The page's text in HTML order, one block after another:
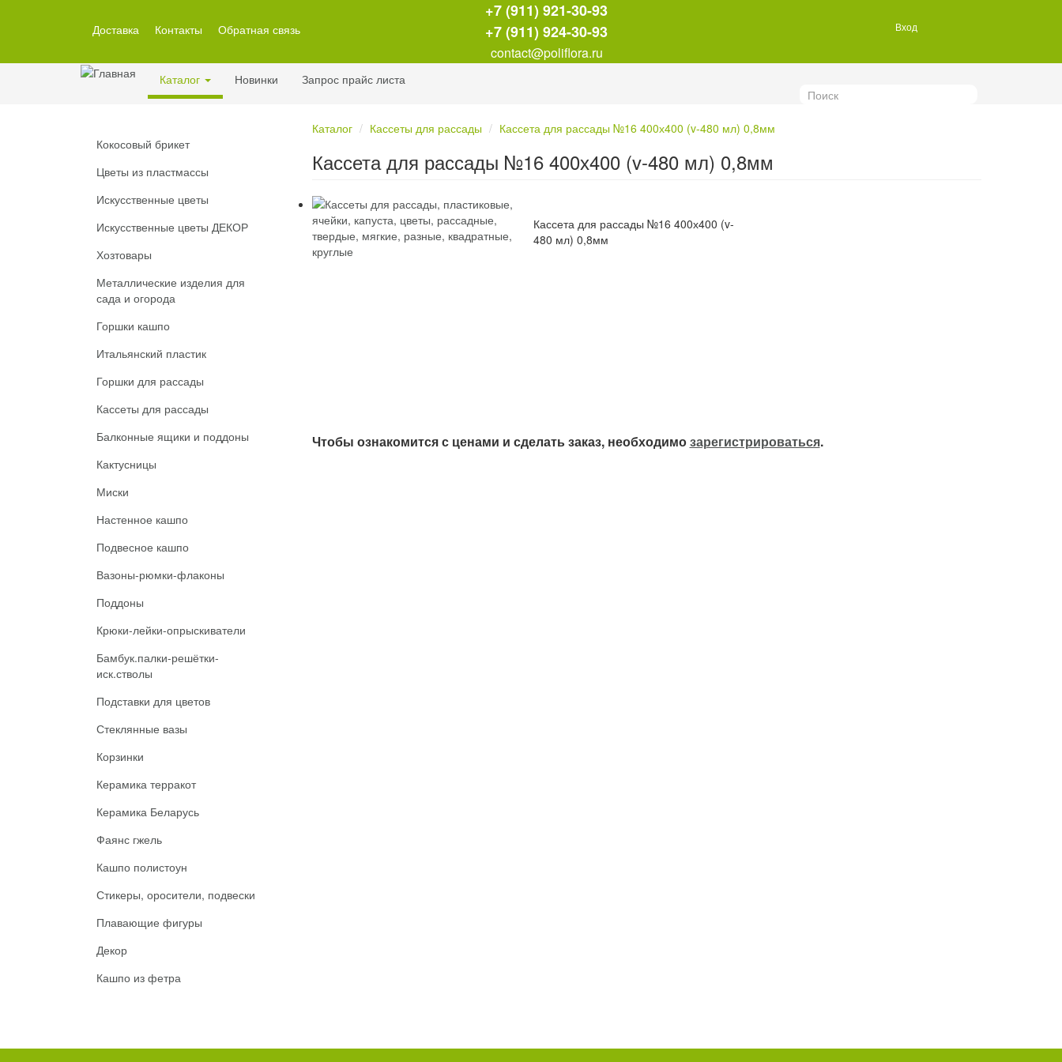
Доставка Контакты Обратная связь
+7 (911) 921-30-93
+7 (911) 924-30-93
contact@poliflora.ru
Вход
Каталог Новинки Запрос прайс листа
Кокосовый брикет
Цветы из пластмассы
Искусственные цветы
Искусственные цветы ДЕКОР
Хозтовары
Металлические изделия для
сада и огорода
Горшки кашпо
Итальянский пластик
Горшки для рассады
Кассеты для рассады
Балконные ящики и поддоны
Кактусницы
Миски
Настенное кашпо
Подвесное кашпо
Вазоны-рюмки-флаконы
Поддоны
Крюки-лейки-опрыскиватели
Бамбук.палки-решётки-
иск.стволы
Подставки для цветов
Стеклянные вазы
Корзинки
Керамика терракот
Керамика Беларусь
Фаянс гжель
Кашпо полистоун
Стикеры, оросители, подвески
Плавающие фигуры
Декор
Кашпо из фетра
Каталог Кассеты для рассады Кассета для рассады №16 400х400 (v-480 мл) 0,8мм
Кассета для рассады №16 400х400 (v-480 мл) 0,8мм
Кассета для рассады №16 400х400 (v-
480 мл) 0,8мм
Чтобы ознакомится с ценами и сделать заказ, необходимозарегистрироваться.